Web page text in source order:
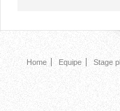
Home Equipe Stage